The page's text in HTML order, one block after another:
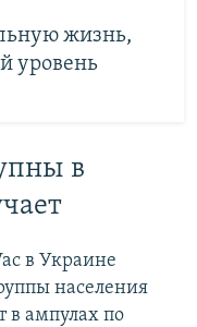
жизнь,
уровень
в
в Украине
населения
в ампулах по